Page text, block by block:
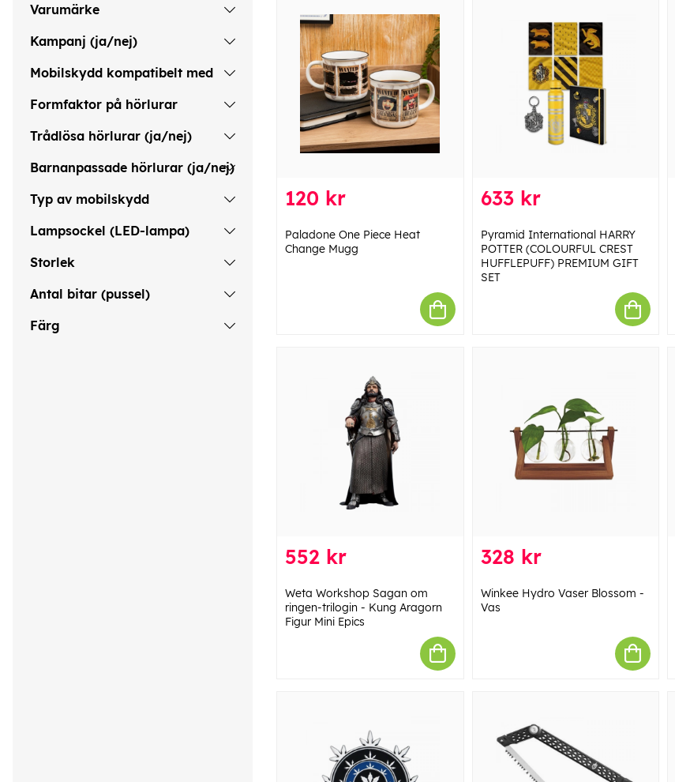
Varumärke
Kampanj (ja/nej)
Mobilskydd kompatibelt med
Formfaktor på hörlurar
Trådlösa hörlurar (ja/nej)
Barnanpassade hörlurar (ja/nej)
Typ av mobilskydd
Lampsockel (LED-lampa)
Storlek
Antal bitar (pussel)
Färg
120 kr
Paladone One Piece Heat
Change Mugg
633 kr
Pyramid International HARRY
POTTER (COLOURFUL CREST
HUFFLEPUFF) PREMIUM GIFT
SET
552 kr
Weta Workshop Sagan om
ringen-trilogin - Kung Aragorn
Figur Mini Epics
328 kr
Winkee Hydro Vaser Blossom -
Vas